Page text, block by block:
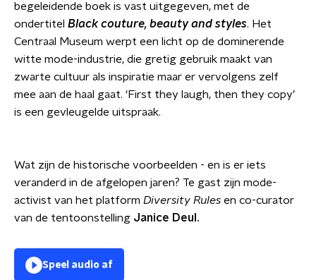
begeleidende boek is vast uitgegeven, met de
ondertitel Black couture, beauty and styles. Het
Centraal Museum werpt een licht op de dominerende
witte mode-industrie, die gretig gebruik maakt van
zwarte cultuur als inspiratie maar er vervolgens zelf
mee aan de haal gaat. ‘First they laugh, then they copy’
is een gevleugelde uitspraak.
Wat zijn de historische voorbeelden - en is er iets
veranderd in de afgelopen jaren? Te gast zijn mode-
activist van het platform Diversity Rules en co-curator
van de tentoonstelling Janice Deul.
Speel audio af